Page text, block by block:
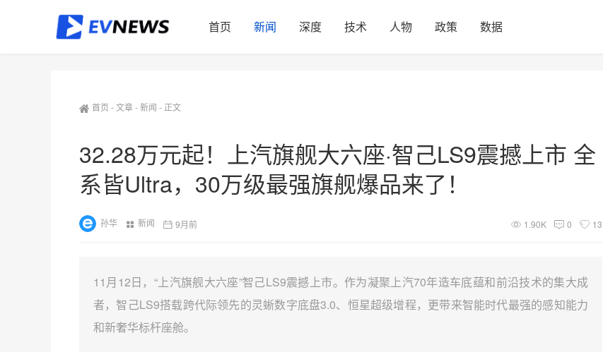
首页 新闻 深度 技术 人物 政策 数据
首页 -文章-新闻 - 正文
32.28万元起！上汽旗舰大六座·智己LS9震撼上市 全
系皆Ultra，30万级最强旗舰爆品来了！
孙华 新闻 9月前 1.90K 0 13
11月12日，“上汽旗舰大六座”智己LS9震撼上市。作为凝聚上汽70年造车底蕴和前沿技术的集大成
者，智己LS9搭载跨代际领先的灵蜥数字底盘3.0、恒星超级增程，更带来智能时代最强的感知能力
和新奢华标杆座舱。